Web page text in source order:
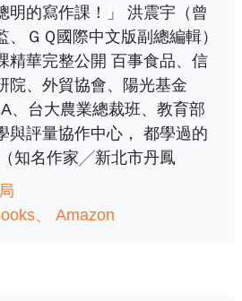
明的寫作課！」 洪震宇（曾
ＧＱ國際中文版副總編輯）
精華完整公開 百事食品、信
院、外貿協會、陽光基金
、台大農業總裁班、教育部
與評量協作中心， 都學過的
知名作家╱新北市丹鳳
Amazon